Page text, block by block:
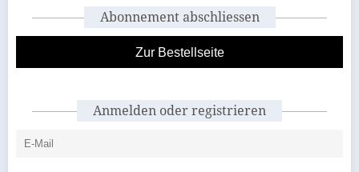
Abonnement abschliessen
Zur Bestellseite
Anmelden oder registrieren